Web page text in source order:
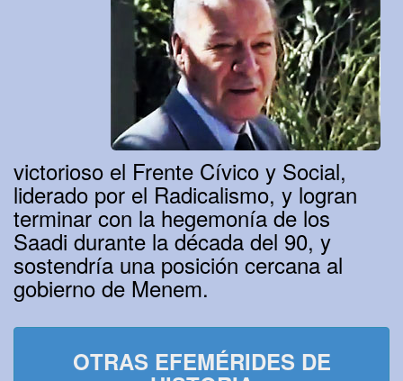
victorioso el Frente Cívico y Social,
liderado por el Radicalismo, y logran
terminar con la hegemonía de los
Saadi durante la década del 90, y
sostendría una posición cercana al
gobierno de Menem.
OTRAS EFEMÉRIDES DE